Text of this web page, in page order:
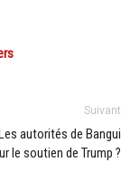
Suivant
autorités de Bangui
le soutien de Trump ?